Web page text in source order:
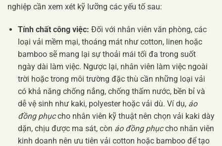
nghiệp cần xem xét kỹ lưỡng các yếu tố sau:
Tính chất công việc: Đối với nhân viên văn phòng, các
loại vải mềm mại, thoáng mát như cotton, linen hoặc
bamboo sẽ mang lại sự thoải mái tối đa trong suốt
ngày dài làm việc. Ngược lại, nhân viên làm việc ngoài
trời hoặc trong môi trường đặc thù cần những loại vải
có khả năng chống nắng, chống thấm nước, bền bỉ và
dễ vệ sinh như kaki, polyester hoặc vải dù. Ví dụ, áo
đồng phụccho nhân viên kỹ thuật nên chọn vải kaki dày
dặn, chịu được ma sát, còn áo đồng phụccho nhân viên
kinh doanh nên ưu tiên vải cotton hoặc bamboo để tạo